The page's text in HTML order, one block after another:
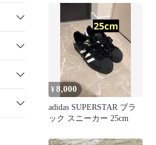
¥8,000
adidas SUPERSTAR ブラ
ック スニーカー 25cm